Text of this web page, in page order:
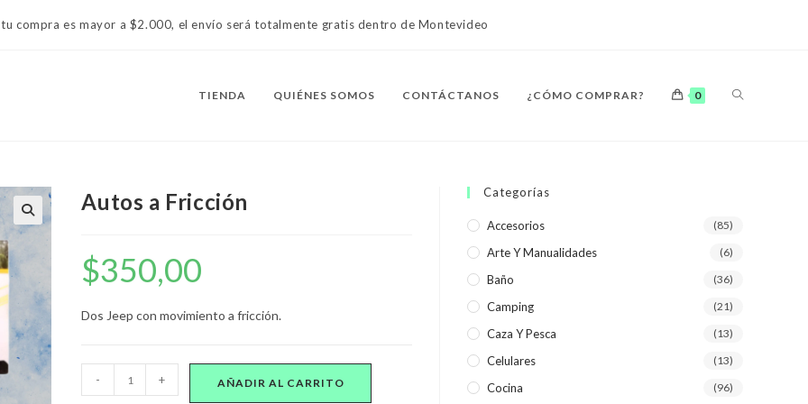
compra es mayor a $2.000, el envío será totalmente gratis dentro de Montevideo
TIENDA QUIÉNES SOMOS CONTÁCTANOS ¿CÓMO COMPRAR? 0 ALTERNAR
DE
LA
Autos a Fricción
$350,00
Dos Jeep con movimiento a fricción.
a
- + AÑADIR AL CARRITO
Categorías
Accesorios (85)
Arte Y Manualidades (6)
Baño (36)
Camping (21)
Caza Y Pesca (13)
Celulares (13)
Cocina (96)